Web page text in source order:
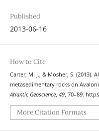
Published
2013-06-16
How to Cite
Carter, M. J., & Mosher, S.
metasedimentary rocks on
Atlantic Geoscience, 49, 70–89.
More Citation Formats